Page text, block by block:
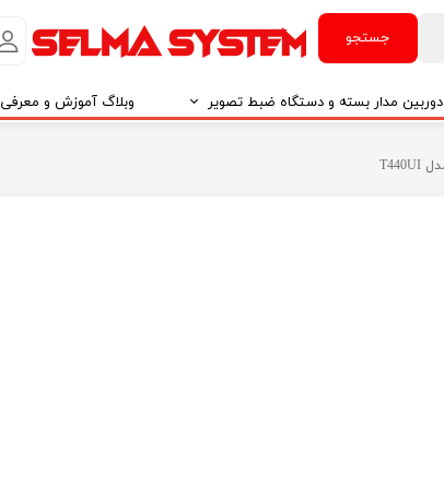
جستجو
دوربین مدار بسته و دستگاه ضبط تصویر وبلاگ آموزش و معرفی